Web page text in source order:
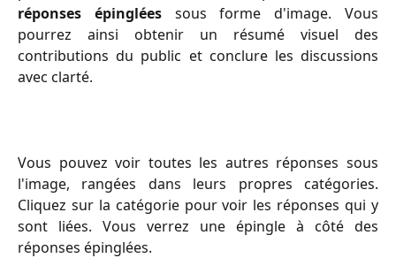
réponses épingléessous forme d'image. Vous
pourrez ainsi obtenir un résumé visuel des
contributions du public et conclure les discussions
avec clarté.
Vous pouvez voir toutes les autres réponses sous
l'image, rangées dans leurs propres catégories.
Cliquez sur la catégorie pour voir les réponses qui y
sont liées. Vous verrez une épingle à côté des
réponses épinglées.